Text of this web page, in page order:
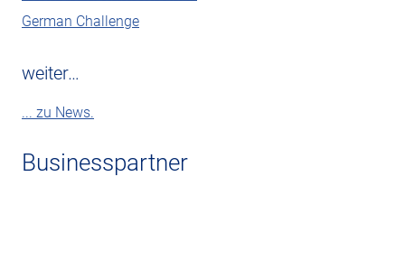
German Challenge
weiter…
... zu News.
Businesspartner